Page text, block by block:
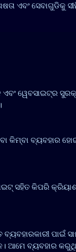
ଏବଂ ସେବାଗୁଡିକୁ
ୱେବସାଇଟ୍‌ର
କିମ୍ବା ବ୍ୟବହାର
ସହିତ କିପରି
ପାଇଁ
ଆମେ ବ୍ୟବହାର